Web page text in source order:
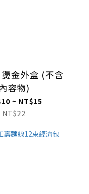
燙金外盒 (不含
內容物)
~ NT$15
NT$22